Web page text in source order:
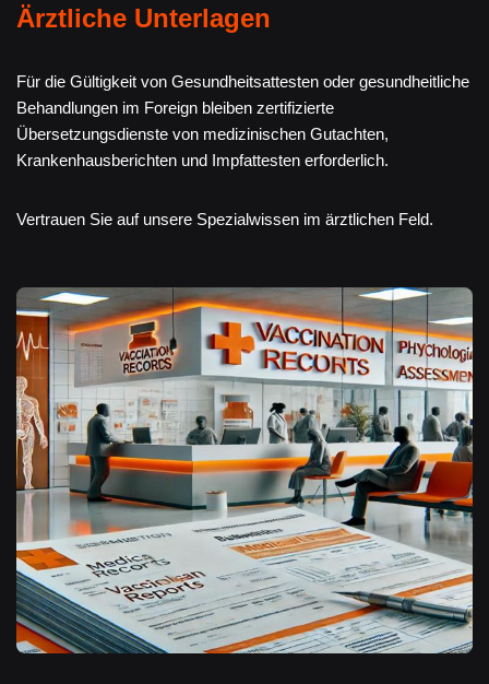
Ärztliche Unterlagen
Für die Gültigkeit von Gesundheitsattesten oder gesundheitliche
Behandlungen im Foreign bleiben zertifizierte
Übersetzungsdienste von medizinischen Gutachten,
Krankenhausberichten und Impfattesten erforderlich.
Vertrauen Sie auf unsere Spezialwissen im ärztlichen Feld.